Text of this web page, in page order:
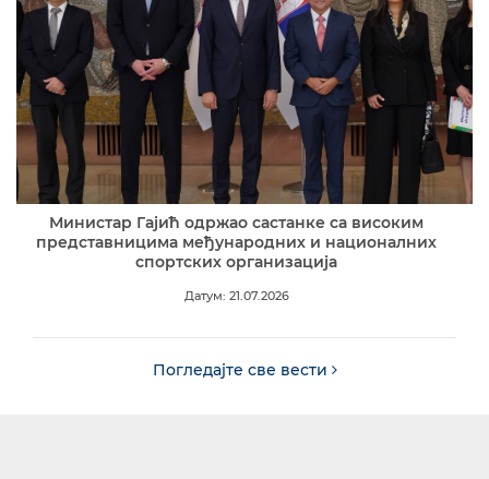
Министар Гајић одржао састанке са високим
представницима међународних и националних
спортских организација
Датум: 21.07.2026
Погледајте све вести